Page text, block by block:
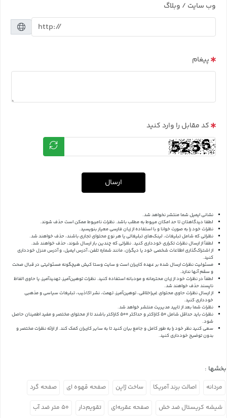
وب سایت / وبلاگ
پیغام
کد مقابل را وارد کنید
ارسال
نشانی ایمیل شما منتشر نخواهد شد.
لطفا دیدگاهتان تا حد امکان مربوط به مطلب باشد. نظرات نامربوط ممکن است حذف شوند.
نظرات خود را به صورت خوانا و با استفاده از زبان فارسی معیار بنویسید.
نظراتی که شامل تبلیغات، لینک‌های تبلیغاتی یا هر نوع محتوای تجاری باشند، حذف خواهند شد.
لطفاً از ارسال نظرات تکراری خودداری کنید. نظراتی که چندین بار ارسال شوند، حذف خواهند شد.
از اشتراک‌گذاری اطلاعات شخصی خود یا دیگران، مانند شماره تلفن، آدرس ایمیل، و آدرس منزل خودداری
کنید.
مسئولیت نظرات ارسال شده بر عهده کاربران است و سایت وستا کیش هیچگونه مسئولیتی در قبال صحت
و سقم آنها ندارد.
لطفاً در نظرات خود از زبان محترمانه و مودبانه استفاده کنید. نظرات توهین‌آمیز، تهدیدآمیز، یا حاوی الفاظ
ناپسند حذف خواهند شد.
از ارسال نظرات حاوی محتوای غیراخلاقی، توهین‌آمیز، تهمت، نشر اکاذیب، تبلیغات سیاسی و مذهبی
خودداری کنید.
نظرات شما بعد از تایید مدیریت منتشر خواهد شد.
نظرات باید حداقل شامل 50 کاراکتر و حداکثر 500 کاراکتر باشند تا از محتوای مختصر و مفید اطمینان حاصل
شود.
سعی کنید نظر خود را به طور کامل و جامع بیان کنید تا به سایر کاربران کمک کند.از ارائه نظرات مختصر و
بدون توضیح خودداری کنید.
بخشها :
مردانه اصالت برند آمریکا ساخت ژاپن صفحه قهوه ای صفحه گرد
شیشه کریستال ضد خش صفحه عقربه‌ای تقویم‌دار ۵۰ متر ضد آب